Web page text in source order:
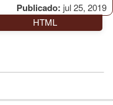
Publicado: jul 25, 2019
HTML